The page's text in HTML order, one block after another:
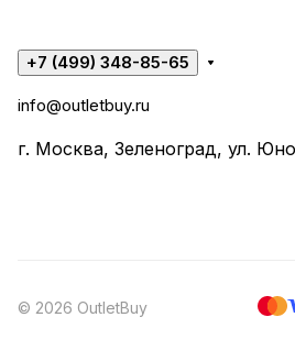
+7 (499) 348-85-65
info@outletbuy.ru
г. Москва, Зеленоград, ул.
© 2026 OutletBuy